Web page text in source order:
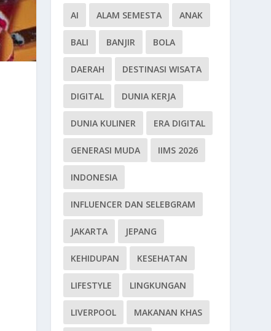
AI ALAM SEMESTA ANAK
BALI BANJIR BOLA
DAERAH DESTINASI WISATA
DIGITAL DUNIA KERJA
DUNIA KULINER ERA DIGITAL
GENERASI MUDA IIMS 2026
INDONESIA
INFLUENCER DAN SELEBGRAM
JAKARTA JEPANG
KEHIDUPAN KESEHATAN
LIFESTYLE LINGKUNGAN
LIVERPOOL MAKANAN KHAS